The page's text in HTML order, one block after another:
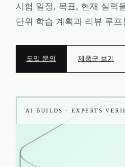
시험 일정, 목표, 현재 실력
단위 학습 계획과 리뷰 루
도입 문의 제품군 보기
AI BUILDS · EXPERTS